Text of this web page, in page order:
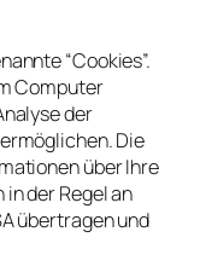
“Cookies”.
Computer
der
Die
über Ihre
der Regel an
übertragen und